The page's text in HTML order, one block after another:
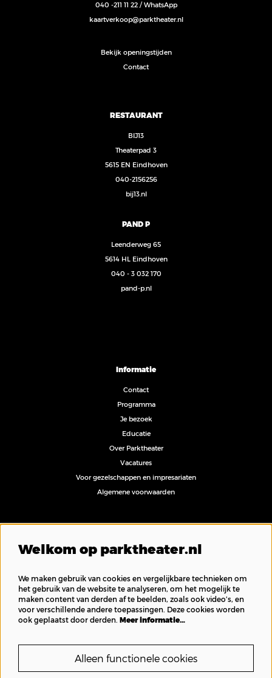
040 -211 11 22/ WhatsApp
kaartverkoop@parktheater.nl
Bekijk openingstijden
Contact
RESTAURANT
BIJ13
Theaterpad 3
5615 EN Eindhoven
040-2156256
bij13.nl
PAND P
Leenderweg 65
5614 HL Eindhoven
040 - 3 032 170
pand-p.nl
Informatie
Contact
Programma
Je bezoek
Educatie
Over Parktheater
Vacatures
Voor gezelschappen en impresariaten
Algemene voorwaarden
Inschrijven nieuwsbrief
Welkom op parktheater.nl
We maken gebruik van cookies en vergelijkbare technieken om
het gebruik van de website te analyseren, om het mogelijk te
maken content van derden af te beelden, zoals ook video’s, en
voor verschillende andere toepassingen. Deze cookies worden
ook geplaatst door derden. Meer informatie…
Alleen functionele cookies